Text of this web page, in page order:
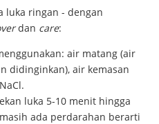
luka ringan - dengan
dan care:
air matang (air
didinginkan), air kemasan
luka 5-10 menit hingga
ada perdarahan berarti